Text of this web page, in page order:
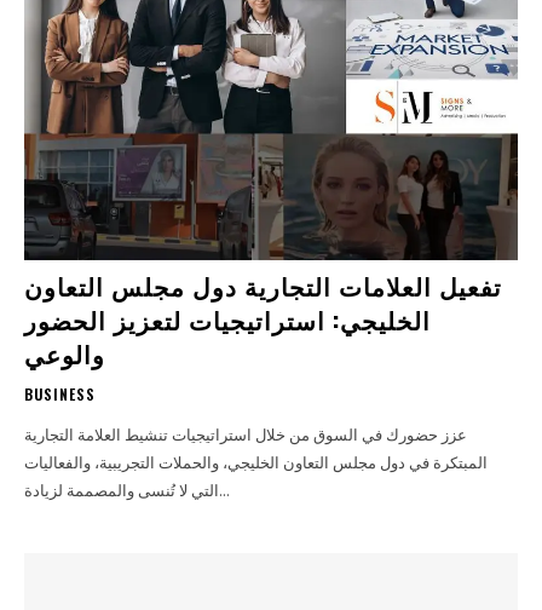
تفعيل العلامات التجارية دول مجلس التعاون
الخليجي: استراتيجيات لتعزيز الحضور
والوعي
BUSINESS
عزز حضورك في السوق من خلال استراتيجيات تنشيط العلامة التجارية
المبتكرة في دول مجلس التعاون الخليجي، والحملات التجريبية، والفعاليات
التي لا تُنسى والمصممة لزيادة...